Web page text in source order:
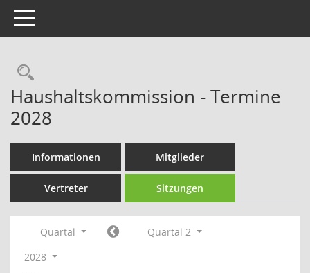
Toggle navigation
Rechercheauswahl
Haushaltskommission - Termine
2028
Informationen Mitglieder
Vertreter Sitzungen
Quartal
Quartal 2
2028